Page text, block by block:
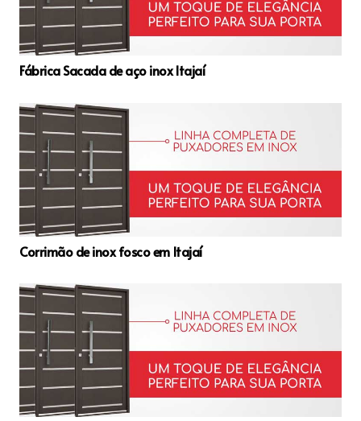
Fábrica Sacada de aço inox Itajaí
Corrimão de inox fosco em Itajaí